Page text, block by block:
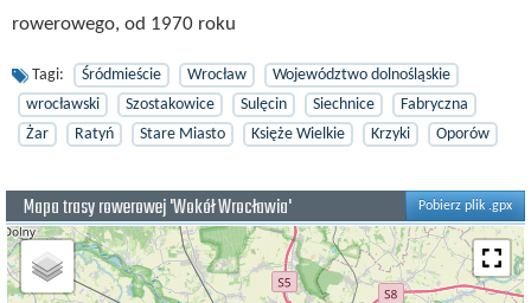
rowerowego, od 1970 roku
Tagi: Śródmieście Wrocław
Województwo dolnośląskie
wrocławski
Szostakowice Sulęcin Siechnice
Fabryczna
Żar
Ratyń Stare Miasto Księże Wielkie Krzyki Oporów
Pobierz plik .gpx
Mapa trasy rowerowej 'Wokół Wrocławia'